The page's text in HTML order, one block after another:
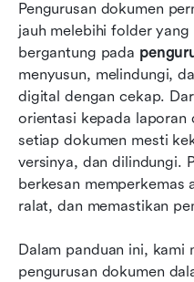
Pengurusan dokumen
jauh melebihi folder
bergantung pada
menyusun, melindungi,
digital dengan cekap.
orientasi kepada laporan
setiap dokumen mesti
versinya, dan dilindungi.
berkesan memperkemas
ralat, dan memastikan
Dalam panduan ini, kami
pengurusan dokumen
dokumen terbaik
10 alat pengurusan
diperlukan oleh setiap
Panduan untuk
dokumen yang
Bagaimana
produktiviti dan
Soalan Lazim